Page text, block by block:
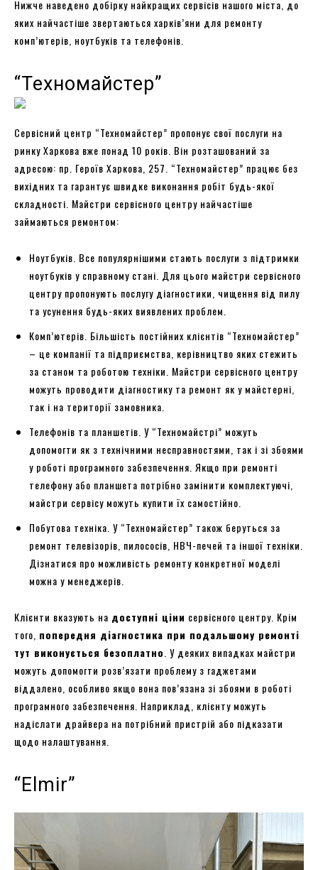
Нижче наведено добірку найкращих сервісів нашого міста, до
яких найчастіше звертаються харків’яни для ремонту
комп’ютерів, ноутбуків та телефонів.
“Техномайстер”
Сервісний центр “Техномайстер” пропонує свої послуги на
ринку Харкова вже понад 10 років. Він розташований за
адресою: пр. Героїв Харкова, 257. “Техномайстер” працює без
вихідних та гарантує швидке виконання робіт будь-якої
складності. Майстри сервісного центру найчастіше
займаються ремонтом:
Ноутбуків. Все популярнішими стають послуги з підтримки
ноутбуків у справному стані. Для цього майстри сервісного
центру пропонують послугу діагностики, чищення від пилу
та усунення будь-яких виявлених проблем.
Комп’ютерів. Більшість постійних клієнтів “Техномайстер”
– це компанії та підприємства, керівництво яких стежить
за станом та роботою техніки. Майстри сервісного центру
можуть проводити діагностику та ремонт як у майстерні,
так і на території замовника.
Телефонів та планшетів. У “Техномайстрі” можуть
допомогти як з технічними несправностями, так і зі збоями
у роботі програмного забезпечення. Якщо при ремонті
телефону або планшета потрібно замінити комплектуючі,
майстри сервісу можуть купити їх самостійно.
Побутова техніка. У “Техномайстер” також беруться за
ремонт телевізорів, пилососів, НВЧ-печей та іншої техніки.
Дізнатися про можливість ремонту конкретної моделі
можна у менеджерів.
Клієнти вказують на доступні ціни сервісного центру. Крім
того, попередня діагностика при подальшому ремонті
тут виконується безоплатно . У деяких випадках майстри
можуть допомогти розв’язати проблему з гаджетами
віддалено, особливо якщо вона пов’язана зі збоями в роботі
програмного забезпечення. Наприклад, клієнту можуть
надіслати драйвера на потрібний пристрій або підказати
щодо налаштування.
“Elmir”